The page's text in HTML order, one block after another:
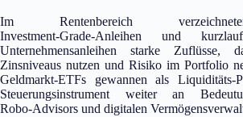
Im Rentenbereich
Investment‑Grade‑Anleihen und
Unternehmensanleihen starke Zuflüsse,
Zinsniveaus nutzen und Risiko im Portfolio
Geldmarkt‑ETFs gewannen als
Steuerungsinstrument weiter an
Robo‑Advisors und digitalen